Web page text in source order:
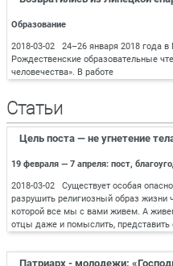
Образование
2018-03-02 24–26 января 2018 года
Рождественские образовательные
человечества». В работе
Статьи
Цель поста — не угнетение
19 февраля — 7 апреля: пост,
2018-03-02 Существует особая
разрушить религиозный образ жизни
которой все мы с вами живем. А
отцы даже и помыслить, представить
Патриарх - молодежи: